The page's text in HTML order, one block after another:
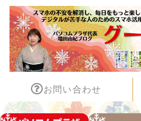
お問い合わせ